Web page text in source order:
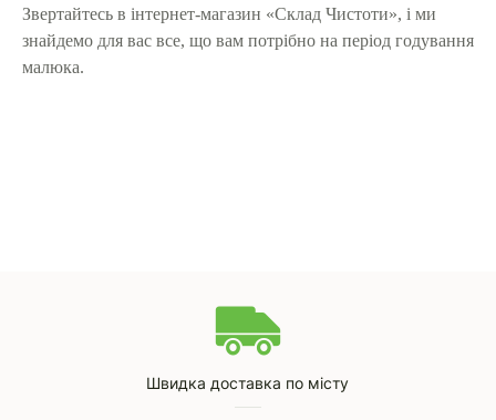
Звертайтесь в інтернет-магазин «Склад Чистоти», і ми
знайдемо для вас все, що вам потрібно на період годування
малюка.
Швидка доставка по місту